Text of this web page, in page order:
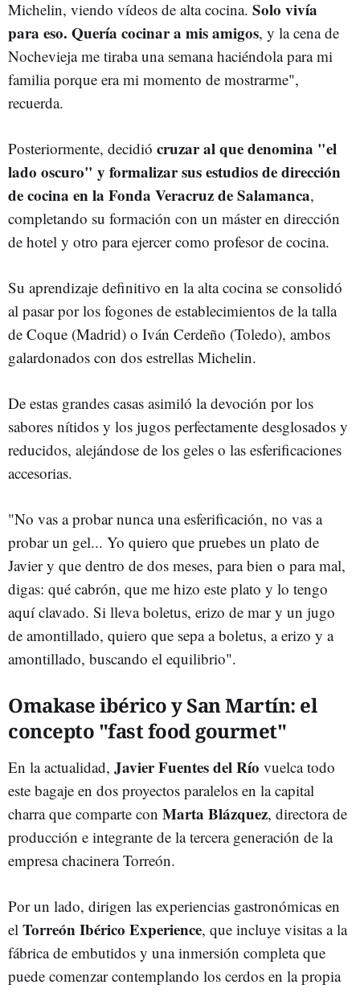
Michelin, viendo vídeos de alta cocina. Solo vivía
para eso. Quería cocinar a mis amigos, y la cena de
Nochevieja me tiraba una semana haciéndola para mi
familia porque era mi momento de mostrarme",
recuerda.
Posteriormente, decidió cruzar al que denomina "el
lado oscuro" y formalizar sus estudios de dirección
de cocina en la Fonda Veracruz de Salamanca,
completando su formación con un máster en dirección
de hotel y otro para ejercer como profesor de cocina.
Su aprendizaje definitivo en la alta cocina se consolidó
al pasar por los fogones de establecimientos de la talla
de Coque (Madrid) o Iván Cerdeño (Toledo), ambos
galardonados con dos estrellas Michelin.
De estas grandes casas asimiló la devoción por los
sabores nítidos y los jugos perfectamente desglosados y
reducidos, alejándose de los geles o las esferificaciones
accesorias.
"No vas a probar nunca una esferificación, no vas a
probar un gel... Yo quiero que pruebes un plato de
Javier y que dentro de dos meses, para bien o para mal,
digas: qué cabrón, que me hizo este plato y lo tengo
aquí clavado. Si lleva boletus, erizo de mar y un jugo
de amontillado, quiero que sepa a boletus, a erizo y a
amontillado, buscando el equilibrio".
Omakase ibérico y San Martín: el
concepto "fast food gourmet"
En la actualidad, Javier Fuentes del Río vuelca todo
este bagaje en dos proyectos paralelos en la capital
charra que comparte con Marta Blázquez, directora de
producción e integrante de la tercera generación de la
empresa chacinera Torreón.
Por un lado, dirigen las experiencias gastronómicas en
el Torreón Ibérico Experience, que incluye visitas a la
fábrica de embutidos y una inmersión completa que
puede comenzar contemplando los cerdos en la propia